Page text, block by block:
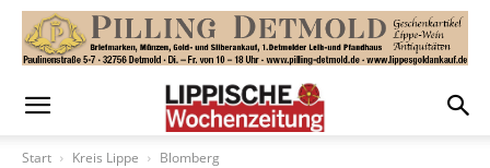
Start Kreis Lippe Blomberg